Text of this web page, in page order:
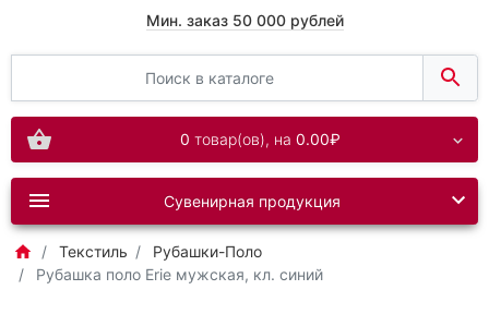
Мин. заказ 50 000 рублей
0 товар(ов), на 0.00₽
Сувенирная продукция
Текстиль
Рубашки-Поло
Рубашка поло Erie мужская, кл. синий